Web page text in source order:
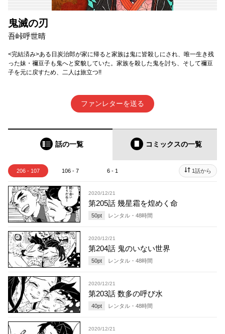
鬼滅の刃
吾峠呼世晴
<完結済み>ある日炭治郎が家に帰ると家族は鬼に皆殺しにされ、唯一生き残
った妹・禰豆子も鬼へと変貌していた。家族を殺した鬼を討ち、そして禰豆
子を元に戻すため、二人は旅立つ!!
ファンレターを送る
話の一覧 コミックスの一覧
206 - 107 106 - 7 6 - 1 1話から
2020/12/21
第205話 幾星霜を煌めく命
50pt レンタル・ 48時間
2020/12/21
第204話 鬼のいない世界
50pt レンタル・ 48時間
2020/12/21
第203話 数多の呼び水
40pt レンタル・ 48時間
2020/12/21